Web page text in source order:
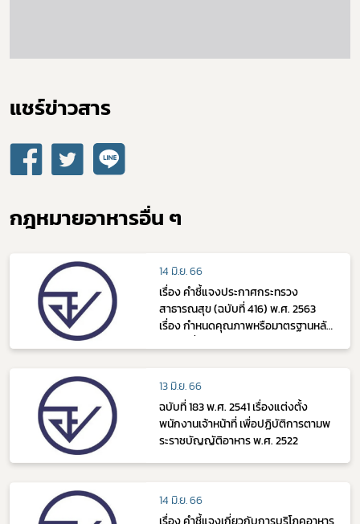
แชร์ข่าวสาร​
กฎหมายอาหารอื่น ๆ
14 มิ.ย. 66
เรื่อง คำชี้แจงประกาศกระทรวง
สาธารณสุข (ฉบับที่ 416) พ.ศ. 2563
เรื่อง กําหนดคุณภาพหรือมาตรฐานหลัก
13 มิ.ย. 66
ฉบับที่ 183 พ.ศ. 2541 เรื่องแต่งตั้ง
พนักงานเจ้าหน้าที่ เพื่อปฏิบัติการตามพ
ระราชบัญญัติอาหาร พ.ศ. 2522
14 มิ.ย. 66